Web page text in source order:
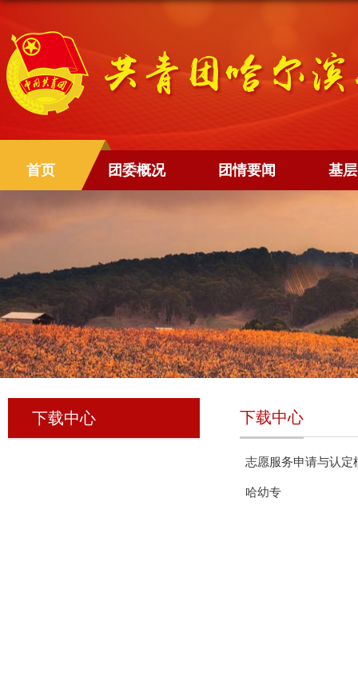
首页 团委概况 团情要闻 基
下载中心 下载中心
志愿服务申请与认定
哈幼专